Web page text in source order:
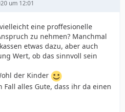
um 12:01
eine proffesionelle
zu nehmen? Manchmal
etwas dazu, aber auch
Wert, ob das sinnvoll sein
der Kinder
alles Gute, dass ihr da einen